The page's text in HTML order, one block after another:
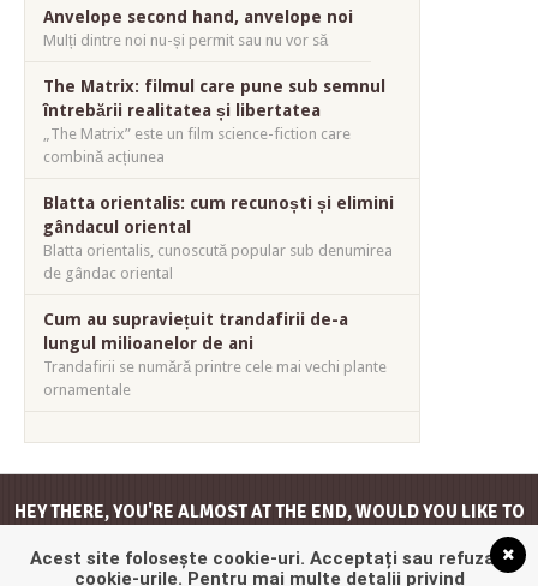
Anvelope second hand, anvelope noi
Mulți dintre noi nu-și permit sau nu vor să
The Matrix: filmul care pune sub semnul
întrebării realitatea și libertatea
„The Matrix” este un film science-fiction care
combină acțiunea
Blatta orientalis: cum recunoști și elimini
gândacul oriental
Blatta orientalis, cunoscută popular sub denumirea
de gândac oriental
Cum au supraviețuit trandafirii de-a
lungul milioanelor de ani
Trandafirii se numără printre cele mai vechi plante
ornamentale
HEY THERE, YOU'RE ALMOST AT THE END, WOULD YOU LIKE TO
Acest site folosește cookie-uri. Acceptați sau refuzați
cookie-urile. Pentru mai multe detalii privind